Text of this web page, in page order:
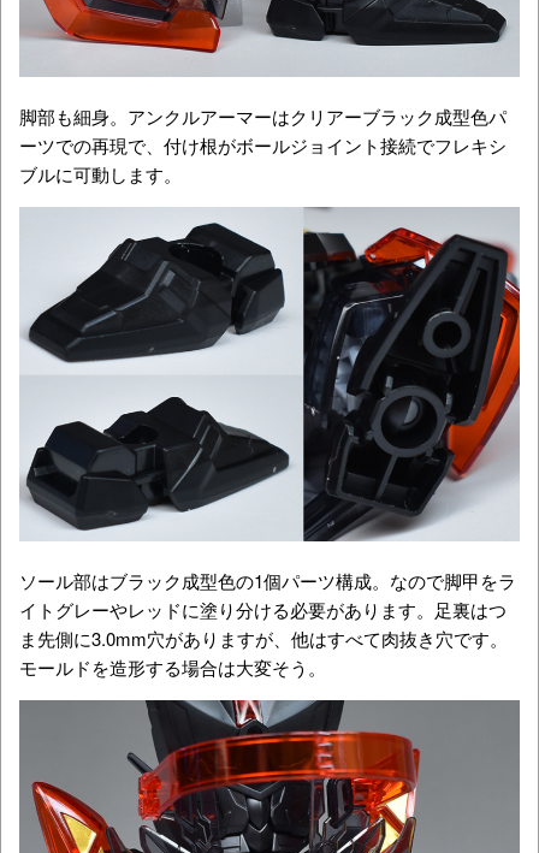
脚部も細身。アンクルアーマーはクリアーブラック成型色パ
ーツでの再現で、付け根がボールジョイント接続でフレキシ
ブルに可動します。
ソール部はブラック成型色の1個パーツ構成。なので脚甲をラ
イトグレーやレッドに塗り分ける必要があります。足裏はつ
ま先側に3.0mm穴がありますが、他はすべて肉抜き穴です。
モールドを造形する場合は大変そう。